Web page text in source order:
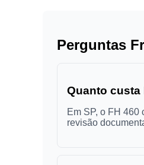
Perguntas
Quanto custa
Em SP, o FH
revisão